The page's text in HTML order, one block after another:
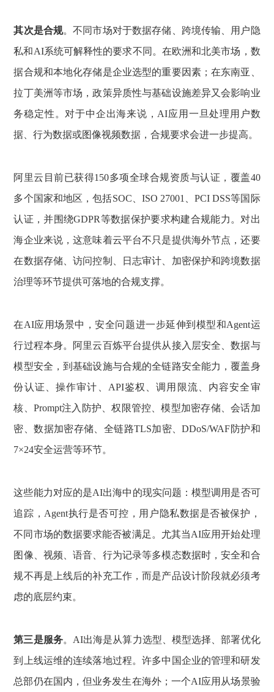
其次是合规。不同市场对于数据存储、跨境传输、用户隐
私和AI系统可解释性的要求不同。在欧洲和北美市场，数
据合规和本地化存储是企业选型的重要因素；在东南亚、
拉丁美洲等市场，政策异质性与基础设施差异又会影响业
务稳定性。对于中企出海来说，AI应用一旦处理用户数
据、行为数据或图像视频数据，合规要求会进一步提高。
阿里云目前已获得150多项全球合规资质与认证，覆盖40
多个国家和地区，包括SOC、ISO 27001、PCI DSS等国际
认证，并围绕GDPR等数据保护要求构建合规能力。对出
海企业来说，这意味着云平台不只是提供海外节点，还要
在数据存储、访问控制、日志审计、加密保护和跨境数据
治理等环节提供可落地的合规支撑。
在AI应用场景中，安全问题进一步延伸到模型和Agent运
行过程本身。阿里云百炼平台提供从接入层安全、数据与
模型安全，到基础设施与合规的全链路安全能力，覆盖身
份认证、操作审计、API鉴权、调用限流、内容安全审
核、Prompt注入防护、权限管控、模型加密存储、会话加
密、数据加密存储、全链路TLS加密、DDoS/WAF防护和
7×24安全运营等环节。
这些能力对应的是AI出海中的现实问题：模型调用是否可
追踪，Agent执行是否可控，用户隐私数据是否被保护，
不同市场的数据要求能否被满足。尤其当AI应用开始处理
图像、视频、语音、行为记录等多模态数据时，安全和合
规不再是上线后的补充工作，而是产品设计阶段就必须考
虑的底层约束。
第三是服务。AI出海是从算力选型、模型选择、部署优化
到上线运维的连续落地过程。许多中国企业的管理和研发
总部仍在国内，但业务发生在海外；一个AI应用从场景验